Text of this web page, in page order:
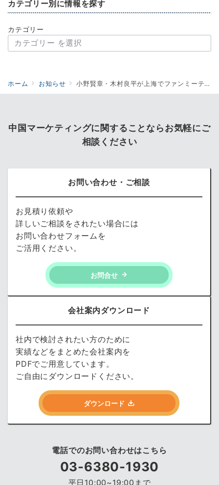
カテゴリー別に情報を探す
カテゴリー
ホーム お知らせ 小野賢章・木村良平が上海でファンミーティング！ 12月9日開催
中国マーケティングに関することならお気軽にご
相談ください
お問い合わせ・ご相談
お見積り依頼や
詳しいご相談をされたい場合には
お問い合わせフォームを
ご活用ください。
お問合せ
会社案内ダウンロード
社内で検討されたい方のために
実績などをまとめた会社案内を
PDFでご用意しています。
ご自由にダウンロードください。
ダウンロード
電話でのお問い合わせはこちら
03-6380-1930
平日10:00~19:00まで